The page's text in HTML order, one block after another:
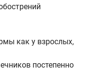
как у взрослых,
постепенно